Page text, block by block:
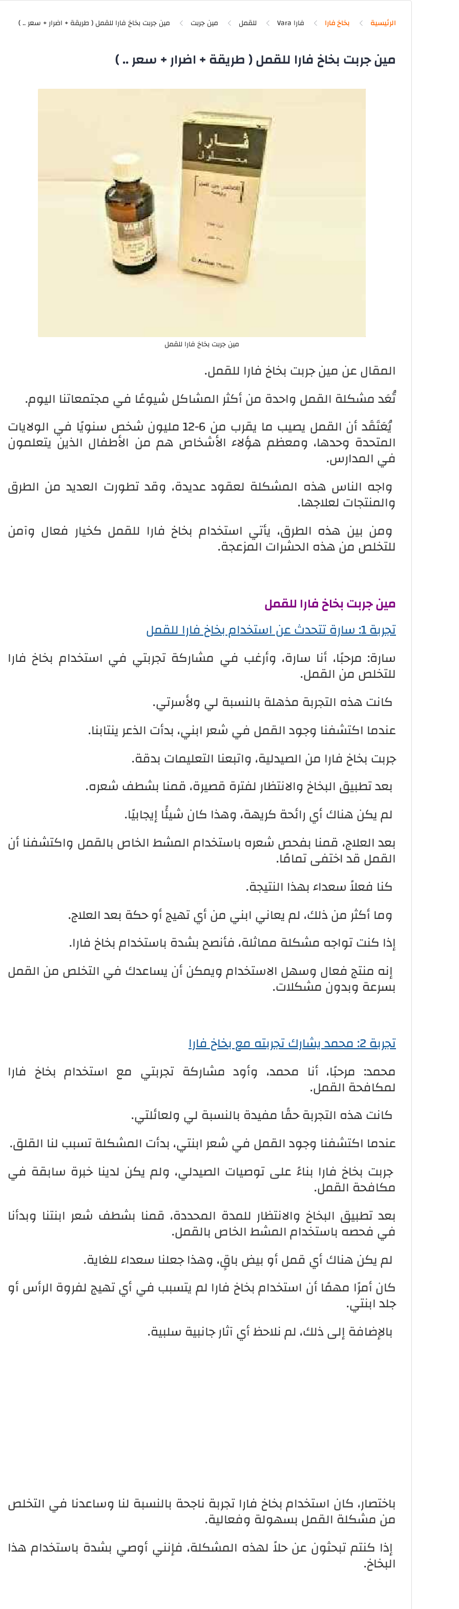
الرئيسية بخاخ فارا فارا Vara للقمل مين جربت
مين جربت بخاخ فارا للقمل ( طريقة + اضرار + سعر .. )
مين جربت بخاخ فارا للقمل
المقال عن مين جربت بخاخ فارا للقمل.
تُعَد مشكلة القمل واحدة من أكثر المشاكل شيوعًا في مجتمعاتنا اليوم.
يُعَتَقَد أن القمل يصيب ما يقرب من 6-12 مليون شخص سنويًا في الولايات
المتحدة وحدها، ومعظم هؤلاء الأشخاص هم من الأطفال الذين يتعلمون
في المدارس.
واجه الناس هذه المشكلة لعقود عديدة، وقد تطورت العديد من الطرق
والمنتجات لعلاجها.
ومن بين هذه الطرق، يأتي استخدام بخاخ فارا للقمل كخيار فعال وآمن
للتخلص من هذه الحشرات المزعجة.
مين جربت بخاخ فارا للقمل
تجربة 1: سارة تتحدث عن استخدام بخاخ فارا للقمل
سارة: مرحبًا، أنا سارة، وأرغب في مشاركة تجربتي في استخدام بخاخ فارا
للتخلص من القمل.
كانت هذه التجربة مذهلة بالنسبة لي ولأسرتي.
عندما اكتشفنا وجود القمل في شعر ابني، بدأت الذعر ينتابنا.
جربت بخاخ فارا من الصيدلية، واتبعنا التعليمات بدقة.
بعد تطبيق البخاخ والانتظار لفترة قصيرة، قمنا بشطف شعره.
لم يكن هناك أي رائحة كريهة، وهذا كان شيئًا إيجابيًا.
بعد العلاج، قمنا بفحص شعره باستخدام المشط الخاص بالقمل واكتشفنا أن
القمل قد اختفى تمامًا.
كنا فعلاً سعداء بهذا النتيجة.
وما أكثر من ذلك، لم يعاني ابني من أي تهيج أو حكة بعد العلاج.
إذا كنت تواجه مشكلة مماثلة، فأنصح بشدة باستخدام بخاخ فارا.
إنه منتج فعال وسهل الاستخدام ويمكن أن يساعدك في التخلص من القمل
بسرعة وبدون مشكلات.
تجربة 2: محمد يشارك تجربته مع بخاخ فارا
محمد: مرحبًا، أنا محمد، وأود مشاركة تجربتي مع استخدام بخاخ فارا
لمكافحة القمل.
كانت هذه التجربة حقًا مفيدة بالنسبة لي ولعائلتي.
عندما اكتشفنا وجود القمل في شعر ابنتي، بدأت المشكلة تسبب لنا القلق.
جربت بخاخ فارا بناءً على توصيات الصيدلي، ولم يكن لدينا خبرة سابقة في
مكافحة القمل.
بعد تطبيق البخاخ والانتظار للمدة المحددة، قمنا بشطف شعر ابنتنا وبدأنا
في فحصه باستخدام المشط الخاص بالقمل.
لم يكن هناك أي قمل أو بيض باقٍ، وهذا جعلنا سعداء للغاية.
كان أمرًا مهمًا أن استخدام بخاخ فارا لم يتسبب في أي تهيج لفروة الرأس أو
جلد ابنتي.
بالإضافة إلى ذلك، لم نلاحظ أي آثار جانبية سلبية.
باختصار، كان استخدام بخاخ فارا تجربة ناجحة بالنسبة لنا وساعدنا في التخلص
من مشكلة القمل بسهولة وفعالية.
إذا كنتم تبحثون عن حلاً لهذه المشكلة، فإنني أوصي بشدة باستخدام هذا
البخاخ.